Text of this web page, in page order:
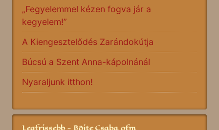
„Fegyelemmel kézen fogva jár a
kegyelem!”
A Kiengesztelődés Zarándokútja
Búcsú a Szent Anna-kápolnánál
Nyaraljunk itthon!